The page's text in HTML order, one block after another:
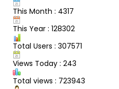
This Month : 4317
This Year : 128302
Total Users : 307571
Views Today : 243
Total views : 723943